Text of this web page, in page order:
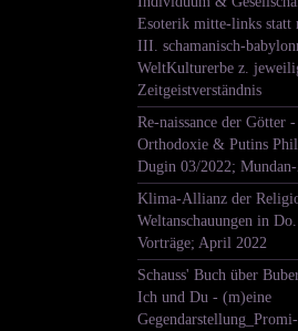
Esoterik mitte-links statt
III. schamanisch-
WeltKulturerbe z.
Zeitgeistverständnis
Re-naissance der Götter
Orthodoxie & Putins
Dugin 03/2022;
Klima-Allianz der
Weltanschauungen in
Vorträge; April 2022
Schauss' Buch über
Ich und Du - (m)eine